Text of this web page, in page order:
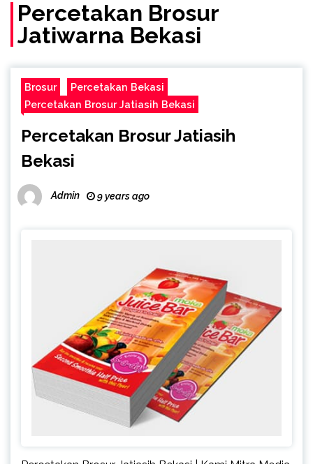
Percetakan Brosur
Jatiwarna Bekasi
Brosur
Percetakan Bekasi
Percetakan Brosur Jatiasih Bekasi
Percetakan Brosur Jatiasih
Bekasi
Admin 9 years ago